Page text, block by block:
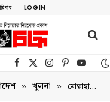
LOGIN
Facebook
X (Twitter)Instagram
Pinterest
» খুলনা » মোল্লাহাটে আইন শৃঙ্খলা ও সমন্বয় সভা অনুষ্ঠিত